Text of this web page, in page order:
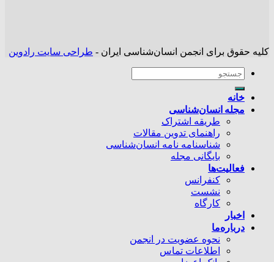
کلیه حقوق برای انجمن انسان‌شناسی ایران - طراحی سایت رادوین
خانه
مجله انسان‌شناسی
طریقه اشتراک
راهنمای تدوین مقالات
شناسنامه نامه انسان‌شناسی
بایگانی مجله
فعالیت‌ها
کنفرانس
نشست
کارگاه
اخبار
درباره‌ما
نحوه عضویت در انجمن
اطلاعات تماس